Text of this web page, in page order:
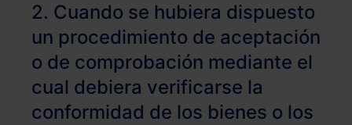
2. Cuando se hubiera dispuesto
un procedimiento de aceptación
o de comprobación mediante el
cual debiera verificarse la
conformidad de los bienes o los